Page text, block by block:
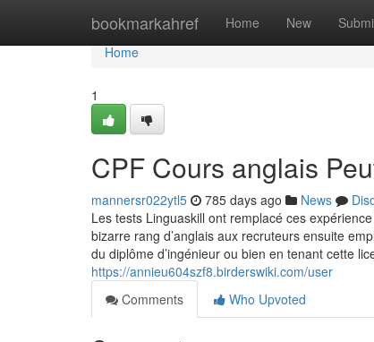
bookmarkahref Home New
Home
Home
1
CPF Cours anglais
mannersr022ytl5 785 days ago News
Les tests Linguaskill ont remplacé ces
bizarre rang d’anglais aux recruteurs ensuite
du diplôme d’ingénieur ou bien en tenant cette
https://annieu604szf8.birderswiki.com/user
Comments
Who Upvoted